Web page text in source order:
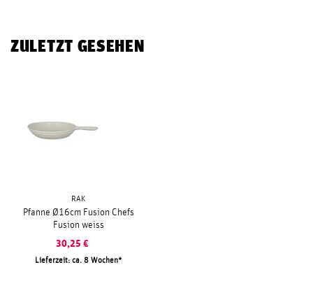
ZULETZT GESEHEN
RAK
Pfanne Ø16cm Fusion Chefs
Fusion weiss
30,25 €
Lieferzeit: ca. 8 Wochen